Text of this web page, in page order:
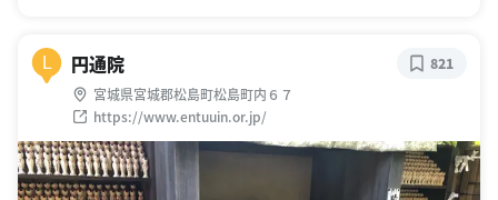
L 円通院
宮城県宮城郡松島町松島町内６７
https://www.entuuin.or.jp/
821